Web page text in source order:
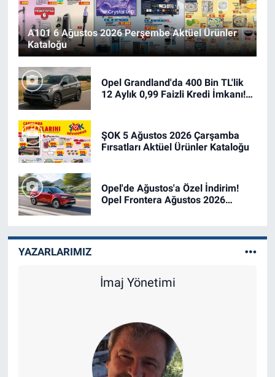
A101 6 Ağustos 2026 Perşembe Aktüel Ürünler
Kataloğu
Opel Grandland'da 400 Bin TL'lik
12 Aylık 0,99 Faizli Kredi İmkanı!
ŞOK 5 Ağustos 2026 Çarşamba
Fırsatları Aktüel Ürünler Kataloğu
Opel'de Ağustos'a Özel İndirim!
Opel Frontera Ağustos 2026
YAZARLARIMIZ
İmaj Yönetimi